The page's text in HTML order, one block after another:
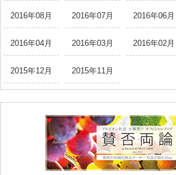
2016年08月 2016年07月 2016年06月
2016年04月 2016年03月 2016年02月
2015年12月 2015年11月